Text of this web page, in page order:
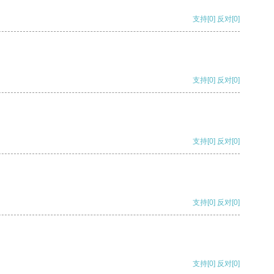
支持[0] 反对[0]
支持[0] 反对[0]
支持[0] 反对[0]
支持[0] 反对[0]
支持[0] 反对[0]